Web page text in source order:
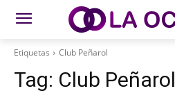
Etiquetas Club Peñarol
Tag: Club Peñarol